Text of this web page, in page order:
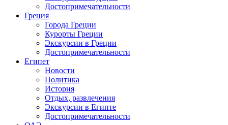
Достопримечательности
Греция
Города Греции
Курорты Греции
Экскурсии в Греции
Достопримечательности
Египет
Новости
Политика
История
Отдых, развлечения
Экскурсии в Египте
Достопримечательности